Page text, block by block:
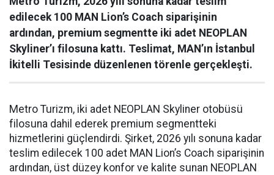
edilecek 100 MAN Lion’s Coach siparişinin
ardından, premium segmentte iki adet NEOPLAN
Skyliner’ı filosuna kattı. Teslimat, MAN’ın İstanbul
İkitelli Tesisinde düzenlenen törenle gerçekleşti.
Metro Turizm, iki adet NEOPLAN Skyliner otobüsü
filosuna dahil ederek premium segmentteki
hizmetlerini güçlendirdi. Şirket, 2026 yılı sonuna kadar
teslim edilecek 100 adet MAN Lion’s Coach siparişinin
ardından, üst düzey konfor ve kalite sunan NEOPLAN